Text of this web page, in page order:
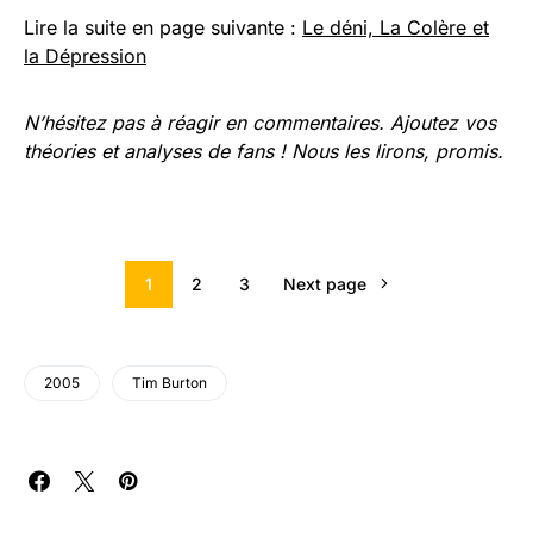
Lire la suite en page suivante : Le déni, La Colère et
la Dépression
N’hésitez pas à réagir en commentaires. Ajoutez vos
théories et analyses de fans ! Nous les lirons, promis.
1 2 3 Next page
2005 Tim Burton